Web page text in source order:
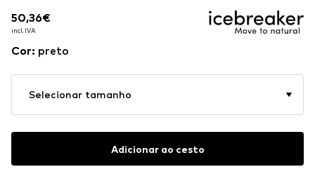
50,36€
incl. IVA
50,36€
incl. IVA
Cor: preto
Selecionar tamanho
Adicionar ao cesto